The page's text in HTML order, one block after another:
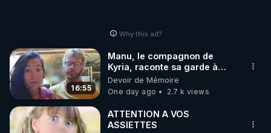
Why this ad?
16:55
Manu, le compagnon de
Kyria, raconte sa garde à
vue musclée. PARTAGEZ!
Devoir de Mémoire
One day ago
2.7 k views
ATTENTION A VOS
ASSIETTES